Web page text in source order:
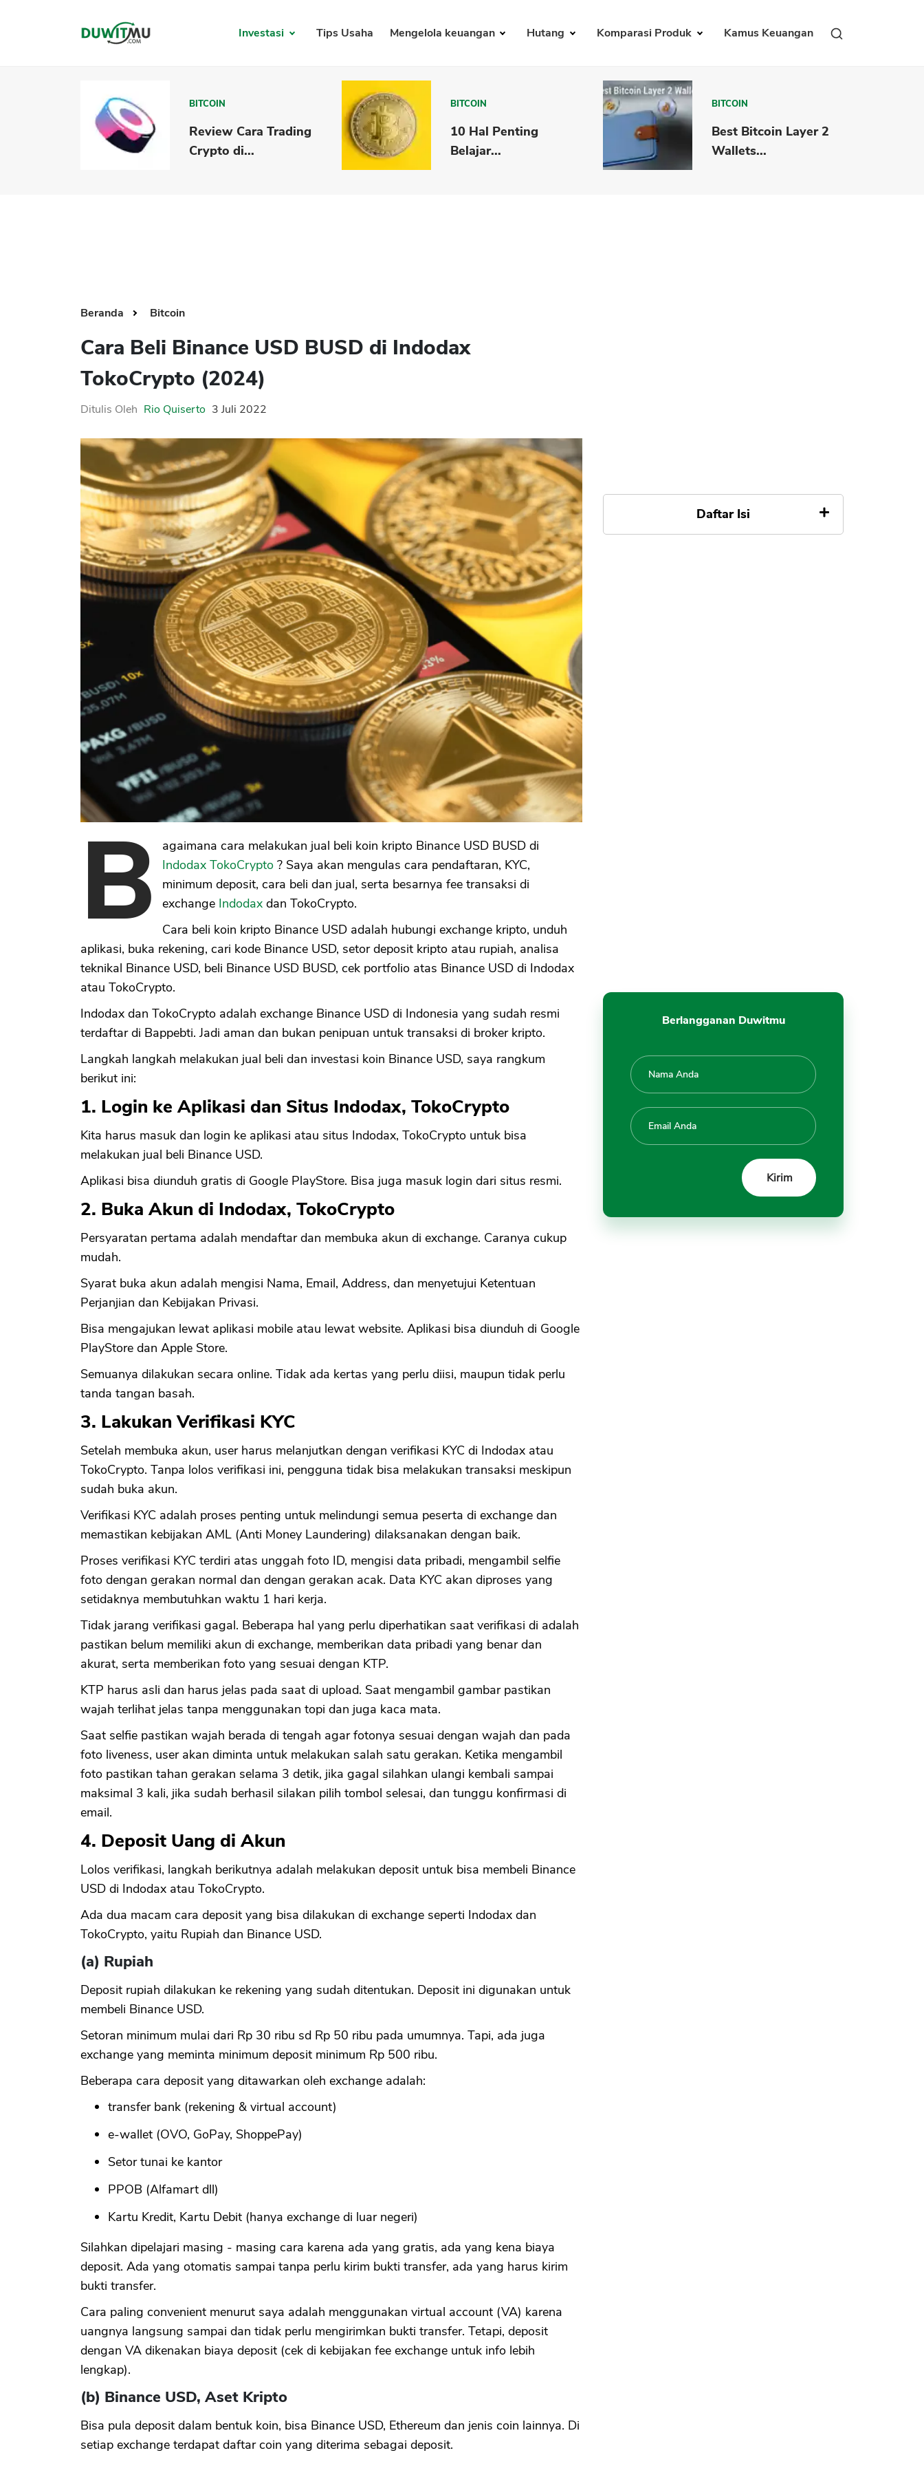
Investasi Tips Usaha Mengelola keuangan Hutang Komparasi Produk Kamus Keuangan
BITCOIN
Review Cara Trading
Crypto di...
BITCOIN
10 Hal Penting
Belajar...
BITCOIN
Best Bitcoin Layer 2
Wallets...
Beranda Bitcoin
Cara Beli Binance USD BUSD di Indodax
TokoCrypto (2024)
Ditulis Oleh Rio Quiserto 3 Juli 2022
B
agaimana cara melakukan jual beli koin kripto Binance USD BUSD di
Indodax TokoCrypto ? Saya akan mengulas cara pendaftaran, KYC,
minimum deposit, cara beli dan jual, serta besarnya fee transaksi di
exchange Indodax dan TokoCrypto.
Cara beli koin kripto Binance USD adalah hubungi exchange kripto, unduh
aplikasi, buka rekening, cari kode Binance USD, setor deposit kripto atau rupiah, analisa
teknikal Binance USD, beli Binance USD BUSD, cek portfolio atas Binance USD di Indodax
atau TokoCrypto.
Indodax dan TokoCrypto adalah exchange Binance USD di Indonesia yang sudah resmi
terdaftar di Bappebti. Jadi aman dan bukan penipuan untuk transaksi di broker kripto.
Langkah langkah melakukan jual beli dan investasi koin Binance USD, saya rangkum
berikut ini:
1. Login ke Aplikasi dan Situs Indodax, TokoCrypto
Kita harus masuk dan login ke aplikasi atau situs Indodax, TokoCrypto untuk bisa
melakukan jual beli Binance USD.
Aplikasi bisa diunduh gratis di Google PlayStore. Bisa juga masuk login dari situs resmi.
2. Buka Akun di Indodax, TokoCrypto
Persyaratan pertama adalah mendaftar dan membuka akun di exchange. Caranya cukup
mudah.
Syarat buka akun adalah mengisi Nama, Email, Address, dan menyetujui Ketentuan
Perjanjian dan Kebijakan Privasi.
Bisa mengajukan lewat aplikasi mobile atau lewat website. Aplikasi bisa diunduh di Google
PlayStore dan Apple Store.
Semuanya dilakukan secara online. Tidak ada kertas yang perlu diisi, maupun tidak perlu
tanda tangan basah.
3. Lakukan Verifikasi KYC
Setelah membuka akun, user harus melanjutkan dengan verifikasi KYC di Indodax atau
TokoCrypto. Tanpa lolos verifikasi ini, pengguna tidak bisa melakukan transaksi meskipun
sudah buka akun.
Verifikasi KYC adalah proses penting untuk melindungi semua peserta di exchange dan
memastikan kebijakan AML (Anti Money Laundering) dilaksanakan dengan baik.
Proses verifikasi KYC terdiri atas unggah foto ID, mengisi data pribadi, mengambil selfie
foto dengan gerakan normal dan dengan gerakan acak. Data KYC akan diproses yang
setidaknya membutuhkan waktu 1 hari kerja.
Tidak jarang verifikasi gagal. Beberapa hal yang perlu diperhatikan saat verifikasi di adalah
pastikan belum memiliki akun di exchange, memberikan data pribadi yang benar dan
akurat, serta memberikan foto yang sesuai dengan KTP.
KTP harus asli dan harus jelas pada saat di upload. Saat mengambil gambar pastikan
wajah terlihat jelas tanpa menggunakan topi dan juga kaca mata.
Saat selfie pastikan wajah berada di tengah agar fotonya sesuai dengan wajah dan pada
foto liveness, user akan diminta untuk melakukan salah satu gerakan. Ketika mengambil
foto pastikan tahan gerakan selama 3 detik, jika gagal silahkan ulangi kembali sampai
maksimal 3 kali, jika sudah berhasil silakan pilih tombol selesai, dan tunggu konfirmasi di
email.
4. Deposit Uang di Akun
Lolos verifikasi, langkah berikutnya adalah melakukan deposit untuk bisa membeli Binance
USD di Indodax atau TokoCrypto.
Ada dua macam cara deposit yang bisa dilakukan di exchange seperti Indodax dan
TokoCrypto, yaitu Rupiah dan Binance USD.
(a) Rupiah
Deposit rupiah dilakukan ke rekening yang sudah ditentukan. Deposit ini digunakan untuk
membeli Binance USD.
Setoran minimum mulai dari Rp 30 ribu sd Rp 50 ribu pada umumnya. Tapi, ada juga
exchange yang meminta minimum deposit minimum Rp 500 ribu.
Beberapa cara deposit yang ditawarkan oleh exchange adalah:
transfer bank (rekening & virtual account)
e-wallet (OVO, GoPay, ShoppePay)
Setor tunai ke kantor
PPOB (Alfamart dll)
Kartu Kredit, Kartu Debit (hanya exchange di luar negeri)
Silahkan dipelajari masing - masing cara karena ada yang gratis, ada yang kena biaya
deposit. Ada yang otomatis sampai tanpa perlu kirim bukti transfer, ada yang harus kirim
bukti transfer.
Cara paling convenient menurut saya adalah menggunakan virtual account (VA) karena
uangnya langsung sampai dan tidak perlu mengirimkan bukti transfer. Tetapi, deposit
dengan VA dikenakan biaya deposit (cek di kebijakan fee exchange untuk info lebih
lengkap).
(b) Binance USD, Aset Kripto
Bisa pula deposit dalam bentuk koin, bisa Binance USD, Ethereum dan jenis coin lainnya. Di
setiap exchange terdapat daftar coin yang diterima sebagai deposit.
Daftar Isi
Wallet
14. Tool Analisa Trading Binance
15. Transfer Binance USD
Berlangganan Duwitmu
OK
CANCEL